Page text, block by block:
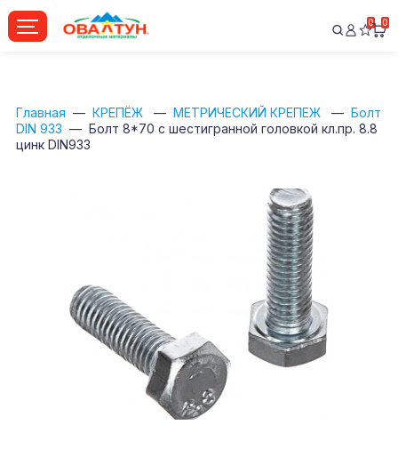
0 0
Главная КРЕПЁЖ МЕТРИЧЕСКИЙ КРЕПЕЖ
Болт
DIN 933
Болт 8*70 с шестигранной головкой кл.пр. 8.8
цинк DIN933